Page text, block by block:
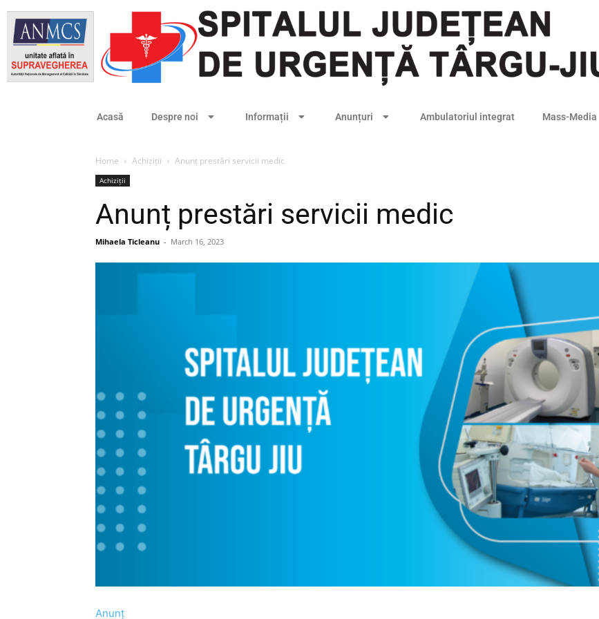
Acasă Despre noi Informații Anunțuri Ambulatoriul integrat Mass-Media
Home Achiziții Anunț prestări servicii medic
Achiziții
Anunț prestări servicii medic
Mihaela Ticleanu - March 16, 2023
Anunț